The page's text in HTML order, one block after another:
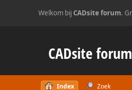
Welkom bij CADsite forum.
CADsite forum
Index Zoek